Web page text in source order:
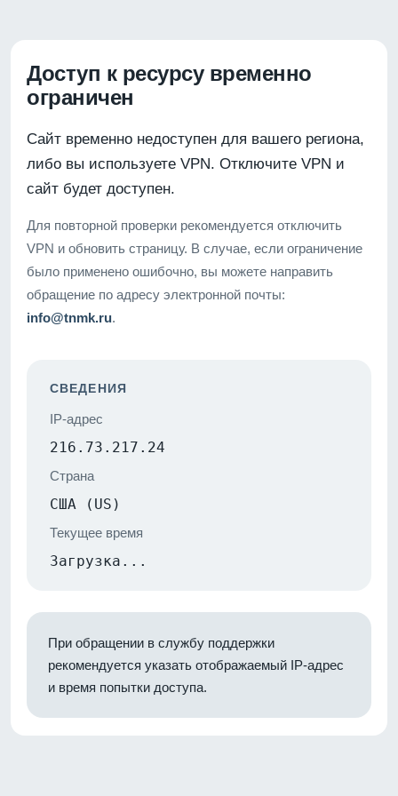
Доступ к ресурсу временно
ограничен
Сайт временно недоступен для вашего региона,
либо вы используете VPN. Отключите VPN и
сайт будет доступен.
Для повторной проверки рекомендуется отключить
VPN и обновить страницу. В случае, если ограничение
было применено ошибочно, вы можете направить
обращение по адресу электронной почты:
info@tnmk.ru.
СВЕДЕНИЯ
IP-адрес
216.73.217.24
Страна
США (US)
Текущее время
Загрузка...
При обращении в службу поддержки
рекомендуется указать отображаемый IP-адрес
и время попытки доступа.